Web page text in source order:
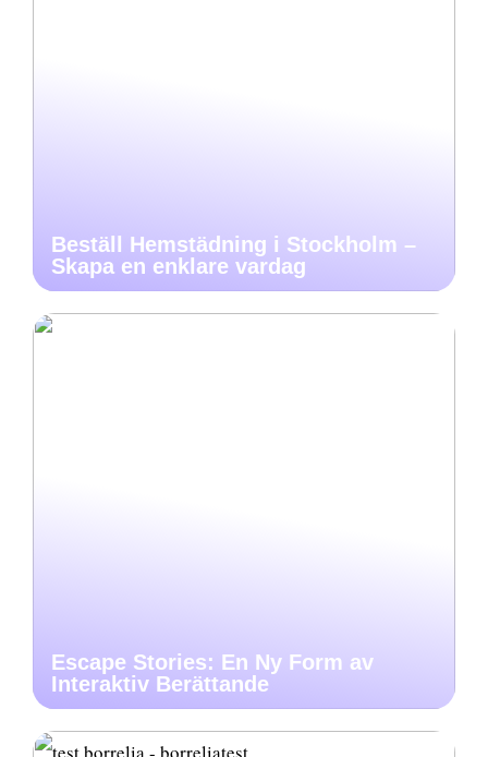
Beställ Hemstädning i Stockholm –
Skapa en enklare vardag
Escape Stories: En Ny Form av
Interaktiv Berättande